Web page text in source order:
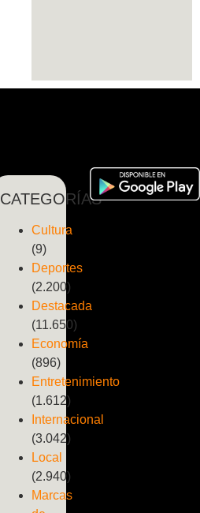
CATEGORÍAS
Cultura
(9)
Deportes
(2.200)
Destacada
(11.650)
Economía
(896)
Entretenimiento
(1.612)
Internacional
(3.042)
Local
(2.940)
Marcas